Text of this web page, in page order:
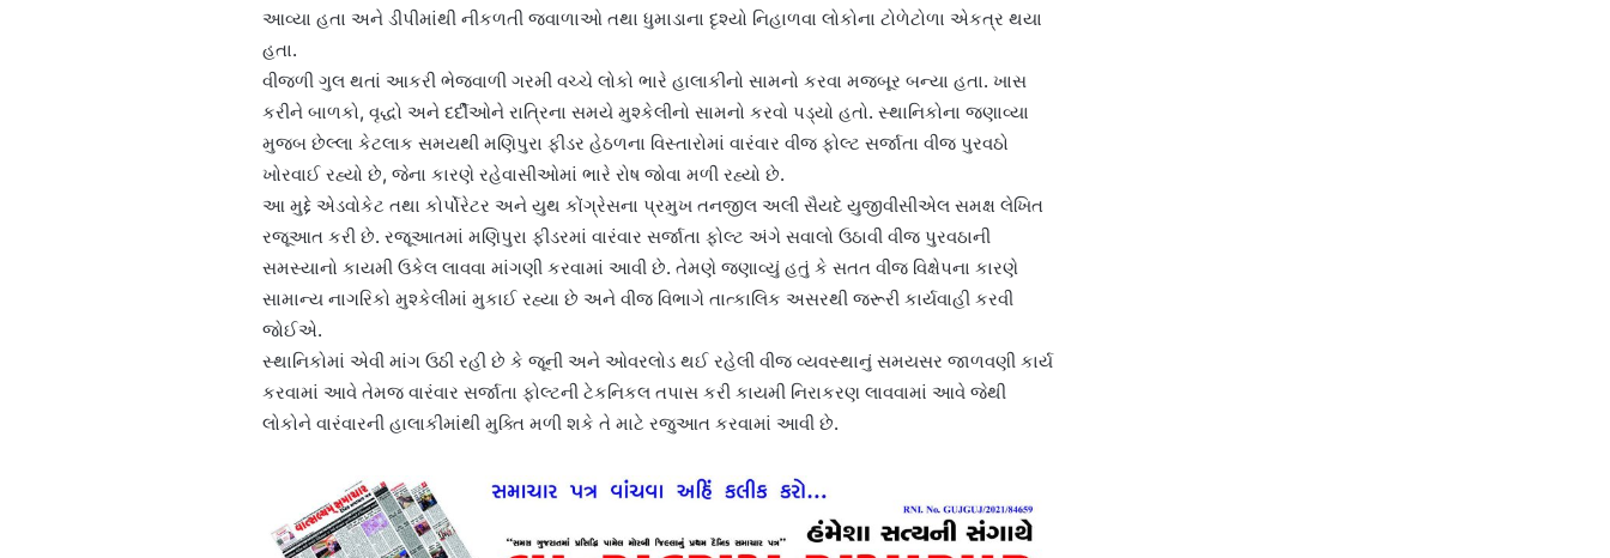
આવ્યા હતા અને ડીપીમાંથી નીકળતી જ્વાળાઓ તથા ધુમાડાના દૃશ્યો નિહાળવા લોકોના ટોળેટોળા એકત્ર થયા
હતા.
વીજળી ગુલ થતાં આકરી ભેજવાળી ગરમી વચ્ચે લોકો ભારે હાલાકીનો સામનો કરવા મજબૂર બન્યા હતા. ખાસ
કરીને બાળકો, વૃદ્ધો અને દર્દીઓને રાત્રિના સમયે મુશ્કેલીનો સામનો કરવો પડ્યો હતો. સ્થાનિકોના જણાવ્યા
મુજબ છેલ્લા કેટલાક સમયથી મણિપુરા ફીડર હેઠળના વિસ્તારોમાં વારંવાર વીજ ફોલ્ટ સર્જાતા વીજ પુરવઠો
ખોરવાઈ રહ્યો છે, જેના કારણે રહેવાસીઓમાં ભારે રોષ જોવા મળી રહ્યો છે.
આ મુદ્દે એડવોકેટ તથા કોર્પોરેટર અને યુથ કોંગ્રેસના પ્રમુખ તનજીલ અલી સૈયદે યુજીવીસીએલ સમક્ષ લેખિત
રજૂઆત કરી છે. રજૂઆતમાં મણિપુરા ફીડરમાં વારંવાર સર્જાતા ફોલ્ટ અંગે સવાલો ઉઠાવી વીજ પુરવઠાની
સમસ્યાનો કાયમી ઉકેલ લાવવા માંગણી કરવામાં આવી છે. તેમણે જણાવ્યું હતું કે સતત વીજ વિક્ષેપના કારણે
સામાન્ય નાગરિકો મુશ્કેલીમાં મુકાઈ રહ્યા છે અને વીજ વિભાગે તાત્કાલિક અસરથી જરૂરી કાર્યવાહી કરવી
જોઈએ.
સ્થાનિકોમાં એવી માંગ ઉઠી રહી છે કે જૂની અને ઓવરલોડ થઈ રહેલી વીજ વ્યવસ્થાનું સમયસર જાળવણી કાર્ય
કરવામાં આવે તેમજ વારંવાર સર્જાતા ફોલ્ટની ટેકનિકલ તપાસ કરી કાયમી નિરાકરણ લાવવામાં આવે જેથી
લોકોને વારંવારની હાલાકીમાંથી મુક્તિ મળી શકે તે માટે રજુઆત કરવામાં આવી છે.